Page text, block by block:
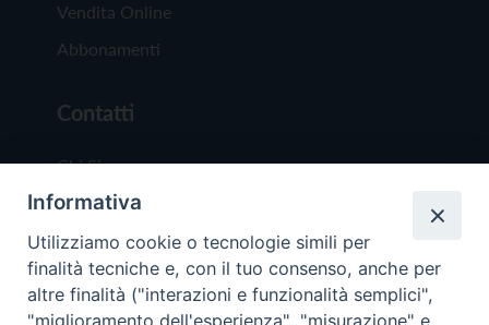
Vendita Online
Abbonamenti
Contatti
Chi Siamo
Redazione
Scrivici
Informativa
Utilizziamo cookie o tecnologie simili per
finalità tecniche e, con il tuo consenso, anche per
altre finalità ("interazioni e funzionalità semplici",